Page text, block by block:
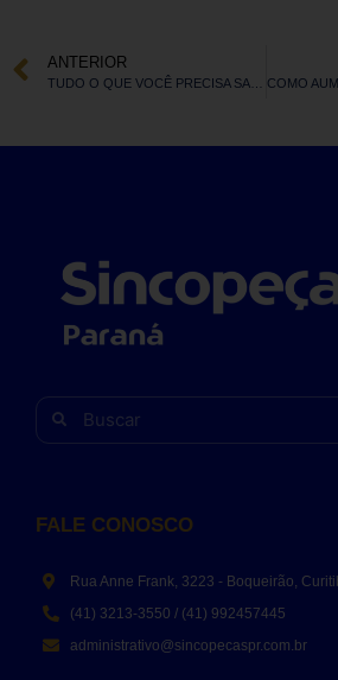
ANTERIOR
FALE CONOSCO
Rua Anne Frank, 3223 - Boqueirão,
(41) 3213-3550 / (41) 992457445
administrativo@sincopecaspr.com.br